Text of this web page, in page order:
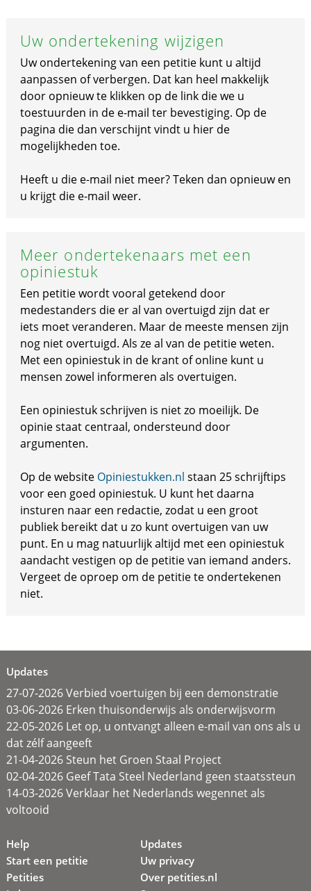
Uw ondertekening wijzigen
Uw ondertekening van een petitie kunt u altijd
aanpassen of verbergen. Dat kan heel makkelijk
door opnieuw te klikken op de link die we u
toestuurden in de e-mail ter bevestiging. Op de
pagina die dan verschijnt vindt u hier de
mogelijkheden toe.
Heeft u die e-mail niet meer? Teken dan opnieuw en
u krijgt die e-mail weer.
Meer ondertekenaars met een
opiniestuk
Een petitie wordt vooral getekend door
medestanders die er al van overtuigd zijn dat er
iets moet veranderen. Maar de meeste mensen zijn
nog niet overtuigd. Als ze al van de petitie weten.
Met een opiniestuk in de krant of online kunt u
mensen zowel informeren als overtuigen.
Een opiniestuk schrijven is niet zo moeilijk. De
opinie staat centraal, ondersteund door
argumenten.
Op de website Opiniestukken.nl staan 25 schrijftips
voor een goed opiniestuk. U kunt het daarna
insturen naar een redactie, zodat u een groot
publiek bereikt dat u zo kunt overtuigen van uw
punt. En u mag natuurlijk altijd met een opiniestuk
aandacht vestigen op de petitie van iemand anders.
Vergeet de oproep om de petitie te ondertekenen
niet.
Updates
27-07-2026 Verbied voertuigen bij een demonstratie
03-06-2026 Erken thuisonderwijs als onderwijsvorm
22-05-2026 Let op, u ontvangt alleen e-mail van ons als u
dat zélf aangeeft
21-04-2026 Steun het Groen Staal Project
02-04-2026 Geef Tata Steel Nederland geen staatssteun
14-03-2026 Verklaar het Nederlands wegennet als
voltooid
Help
Start een petitie
Petities
Updates
Uw privacy
Over petities.nl